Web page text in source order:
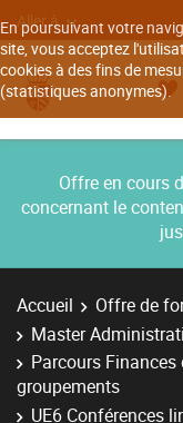
En poursuivant votre
site, vous acceptez
cookies à des fins de
(statistiques anonymes).
Aller à
Offre en cours
concernant le
Accueil Offre de
Master
Parcours
groupements
UE6 Conférences